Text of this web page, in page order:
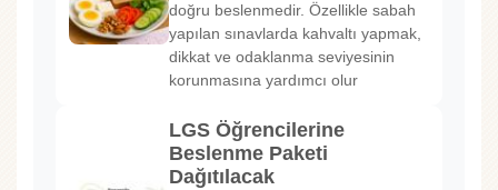
doğru beslenmedir. Özellikle sabah
yapılan sınavlarda kahvaltı yapmak,
dikkat ve odaklanma seviyesinin
korunmasına yardımcı olur
LGS Öğrencilerine
Beslenme Paketi
Dağıtılacak